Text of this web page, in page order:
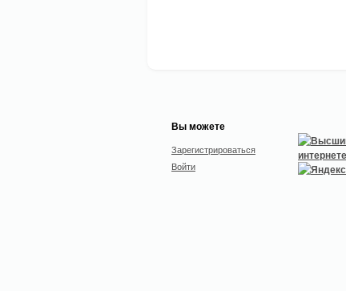
Вы можете
Зарегистрироваться
Войти